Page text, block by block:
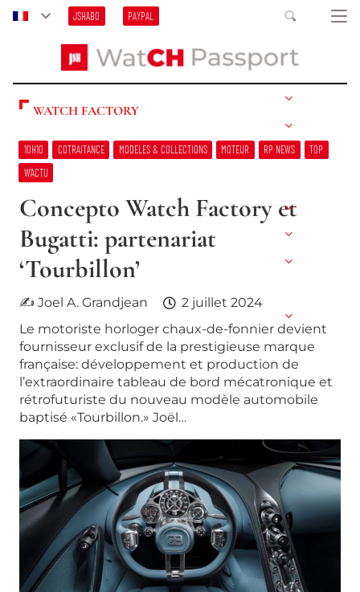
JSHABO PAYPAL
WATCH FACTORY
10H10 COTRAITANCE MODELES & COLLECTIONS MOTEUR RP NEWS
TOP
W’ACTU
Concepto Watch Factory et
Bugatti: partenariat
‘Tourbillon’
✍ Joel A. Grandjean
2 juillet 2024
Le motoriste horloger chaux-de-fonnier devient
fournisseur exclusif de la prestigieuse marque
française: développement et production de
l’extraordinaire tableau de bord mécatronique et
rétrofuturiste du nouveau modèle automobile
baptisé «Tourbillon.» Joël…